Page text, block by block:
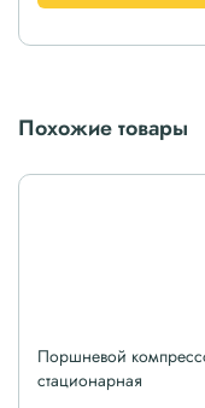
Похожие товары
Поршневой
стационарная